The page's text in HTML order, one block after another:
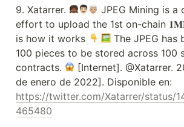
9. Xatarrer.
JPEG Mining is a
effort to upload the 1st on-chain
is how it works
The JPEG has
100 pieces to be stored across 100
contracts.
[Internet]. @Xatarrer.
https://twitter.com/Xatarrer/status/
465480